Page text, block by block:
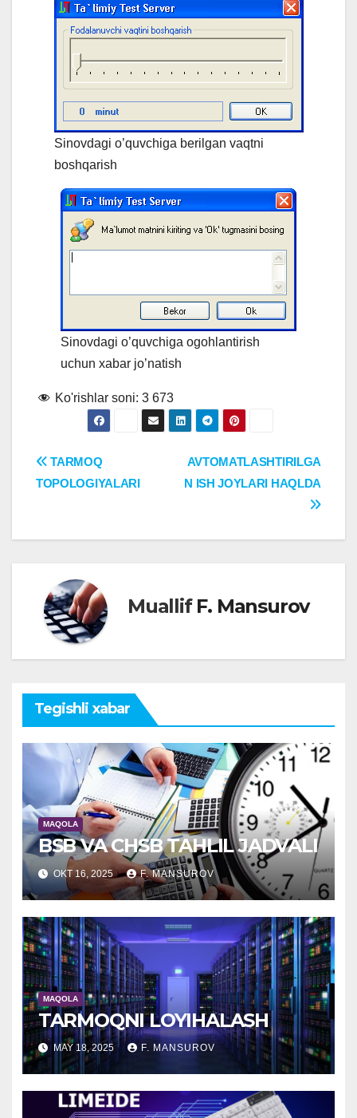
Sinovdagi o’quvchiga berilgan vaqtni
boshqarish
Sinovdagi o’quvchiga ogohlantirish
uchun xabar jo’natish
Ko'rishlar soni: 3 673
Post
AVTOMATLASHTIRILGA
N ISH JOYLARI HAQLDA
TARMOQ
TOPOLOGIYALARI
Muallif F. Mansurov
Tegishli xabar
MAQOLA
BSB VA CHSB TAHLIL JADVALI
OKT 16, 2025 F. MANSUROV
MAQOLA
TARMOQNI LOYIHALASH
MAY 18, 2025 F. MANSUROV